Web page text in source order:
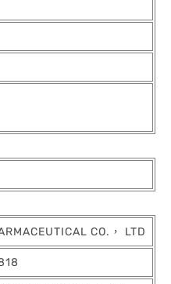
CO.， LTD